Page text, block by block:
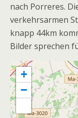
nach Porreres.
verkehrsarmen
knapp 44km
Bilder sprechen
+
−